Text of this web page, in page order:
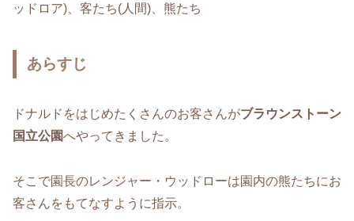
ッドロア)、客たち(人間)、熊たち
あらすじ
ドナルドをはじめたくさんのお客さんがブラウンストーン
国立公園へやってきました。
そこで園長のレンジャー・ウッドローは園内の熊たちにお
客さんをもてなすように指示。